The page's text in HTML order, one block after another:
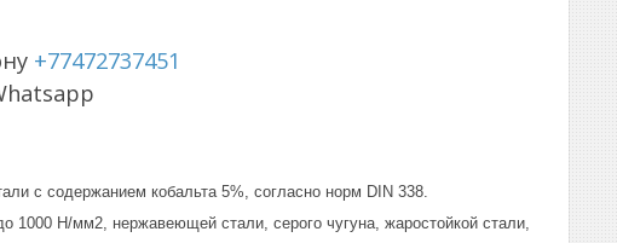
+77472737451
с содержанием кобальта 5%, согласно норм DIN 338.
1000 Н/мм2, нержавеющей стали, серого чугуна, жаростойкой стали,